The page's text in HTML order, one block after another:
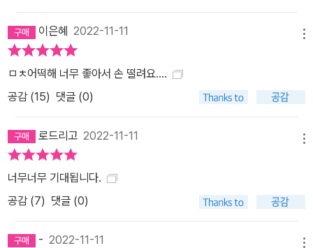
이은혜 2022-11-11
ㅁㅊ어떡해 너무 좋아서 손 떨려요....
공감 (15) 댓글 (0)
로드리고 2022-11-11
너무너무 기대됩니다.
공감 (7) 댓글 (0)
- 2022-11-11